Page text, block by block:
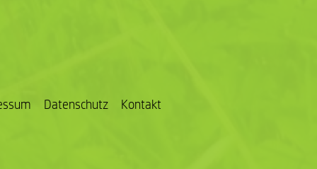
Datenschutz Kontakt